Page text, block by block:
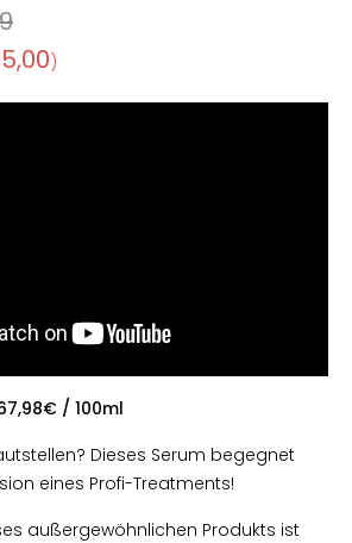
)
/ 100ml
Dieses Serum begegnet
eines Profi-Treatments!
außergewöhnlichen Produkts ist